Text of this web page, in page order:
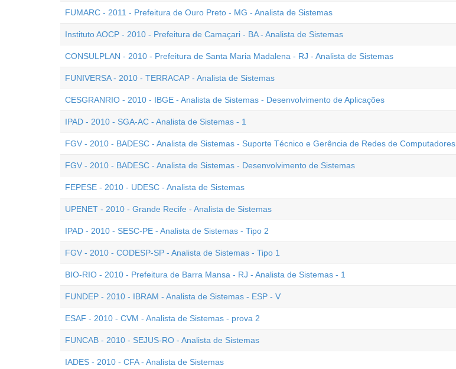
FUMARC - 2011 - Prefeitura de Ouro Preto - MG - Analista de Sistemas
Instituto AOCP - 2010 - Prefeitura de Camaçari - BA - Analista de Sistemas
CONSULPLAN - 2010 - Prefeitura de Santa Maria Madalena - RJ - Analista de Sistemas
FUNIVERSA - 2010 - TERRACAP - Analista de Sistemas
CESGRANRIO - 2010 - IBGE - Analista de Sistemas - Desenvolvimento de Aplicações
IPAD - 2010 - SGA-AC - Analista de Sistemas - 1
FGV - 2010 - BADESC - Analista de Sistemas - Suporte Técnico e Gerência de Redes de Computadores
FGV - 2010 - BADESC - Analista de Sistemas - Desenvolvimento de Sistemas
FEPESE - 2010 - UDESC - Analista de Sistemas
UPENET - 2010 - Grande Recife - Analista de Sistemas
IPAD - 2010 - SESC-PE - Analista de Sistemas - Tipo 2
FGV - 2010 - CODESP-SP - Analista de Sistemas - Tipo 1
BIO-RIO - 2010 - Prefeitura de Barra Mansa - RJ - Analista de Sistemas - 1
FUNDEP - 2010 - IBRAM - Analista de Sistemas - ESP - V
ESAF - 2010 - CVM - Analista de Sistemas - prova 2
FUNCAB - 2010 - SEJUS-RO - Analista de Sistemas
IADES - 2010 - CFA - Analista de Sistemas